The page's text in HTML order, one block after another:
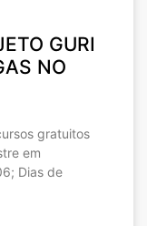
GURI
NO
gratuitos
em
Dias de